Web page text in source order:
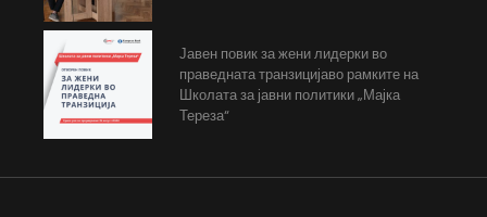
Јавен повик за жени лидерки во
праведната транзицијаво рамките на
Школата за јавни политики „Мајка
Тереза“